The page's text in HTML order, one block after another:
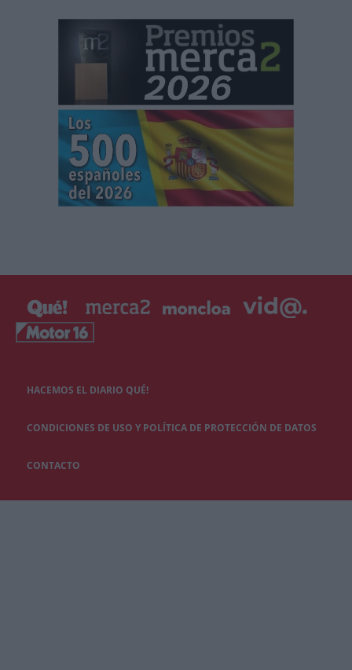
HACEMOS EL DIARIO QUÉ!
CONDICIONES DE USO Y POLÍTICA DE PROTECCIÓN DE DATOS
CONTACTO